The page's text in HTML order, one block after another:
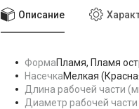
Описание
ФормаПламя, Пламя
НасечкаМелкая
Длина рабочей части
Диаметр рабочей